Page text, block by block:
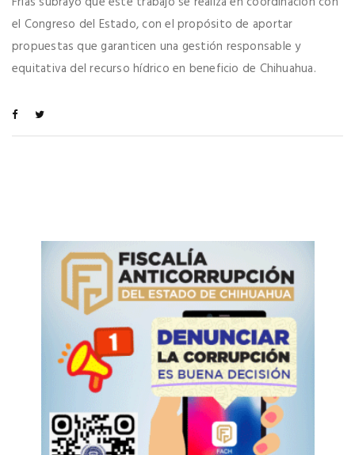
el Congreso del Estado, con el propósito de aportar
propuestas que garanticen una gestión responsable y
equitativa del recurso hídrico en beneficio de Chihuahua.